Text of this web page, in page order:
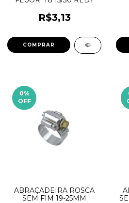
R$3,13
0%
OFF
ABRAÇADEIRA ROSCA
SEM FIM 19-25MM